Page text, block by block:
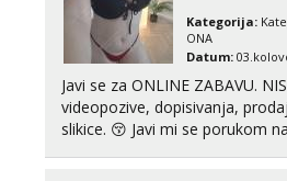
Zara
Čekam tvoj poziv!
Tel: 064/677-677-
tel:0,93€ - mob:1,12€
Anđela
Čekam tvoj poziv!
Kategorija:
ONA
Datum:
Javi se za ONLINE ZABAVU. NISTA
videopozive, dopisivanja,
slikice. 😚 Javi mi se porukom na Whatsupp, Viber ili